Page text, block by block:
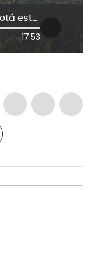
La calidad del aire en Bogotá está lejos de ser mortal: experto ambiental contradice a Petro
17:53